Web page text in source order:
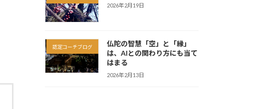
2026年2月19日
認定コーチブログ
仏陀の智慧「空」と「縁」
は、AIとの関わり方にも当て
はまる
2026年2月13日